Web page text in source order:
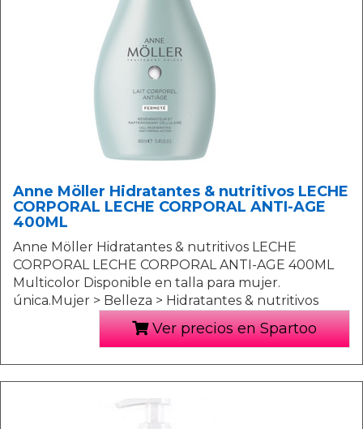
Anne Möller Hidratantes & nutritivos LECHE
CORPORAL LECHE CORPORAL ANTI-AGE
400ML
Anne Möller Hidratantes & nutritivos LECHE
CORPORAL LECHE CORPORAL ANTI-AGE 400ML
Multicolor Disponible en talla para mujer.
única.Mujer > Belleza > Hidratantes & nutritivos
Ver precios en Spartoo